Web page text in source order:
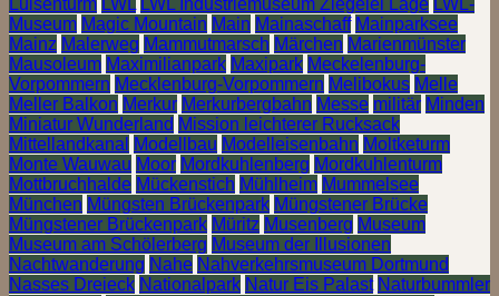
Museum Magic Mountain Main Mainaschaff Mainparksee
Mainz Malerweg Mammutmarsch Märchen Marienmünster
Mausoleum Maximilianpark Maxipark Meckelenburg-
Vorpommern Mecklenburg-Vorpommern Melibokus Melle
Meller Balkon Merkur Merkurbergbahn Messe militär Minden
Miniatur Wunderland Mission leichterer Rucksack
Mittellandkanal
Modellbau Modelleisenbahn Moltketurm
Monte Wauwau Moor Mordkuhlenberg Mordkuhlenturm
Mottbruchhalde Mückenstich Mühlheim Mummelsee
München Müngsten Brückenpark Müngstener Brücke
Müngstener Brückenpark Müritz Musenberg Museum
Museum am Schölerberg Museum der Illusionen
Nachtwanderung Nahe Nahverkehrsmuseum Dortmund
Nasses Dreieck Nationalpark Natur Eis Palast Naturbummler